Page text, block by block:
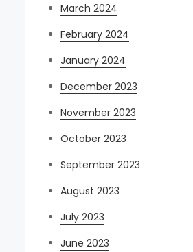
March 2024
February 2024
January 2024
December 2023
November 2023
October 2023
September 2023
August 2023
July 2023
June 2023